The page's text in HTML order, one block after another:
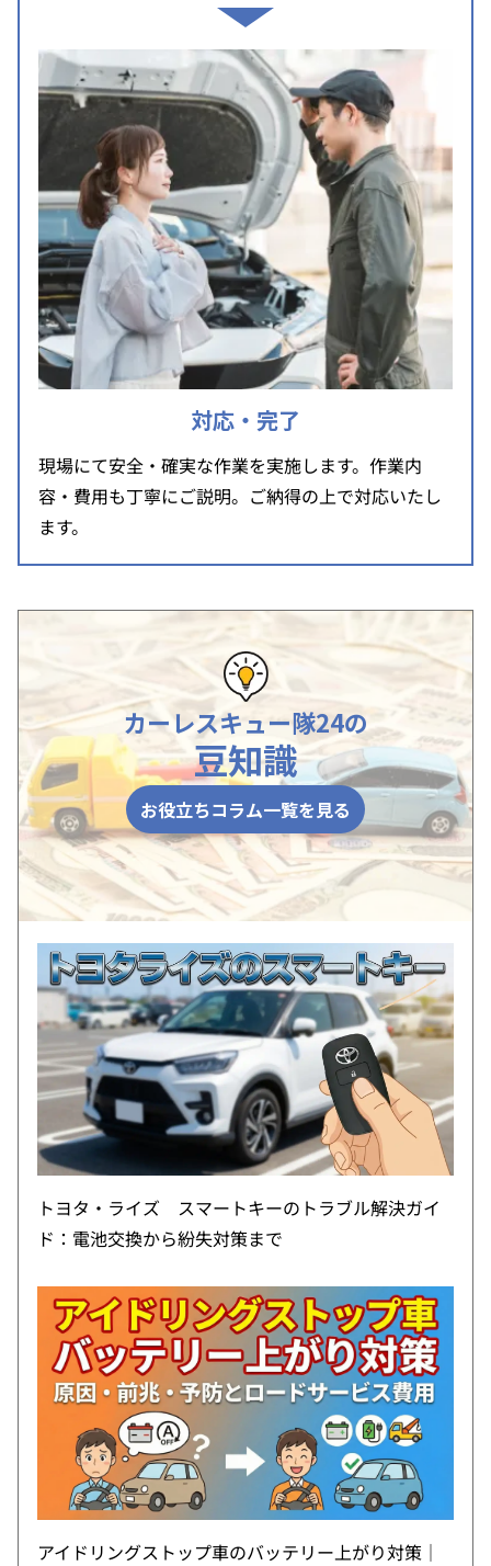
対応・完了
現場にて安全・確実な作業を実施します。作業内
容・費用も丁寧にご説明。ご納得の上で対応いたし
ます。
カーレスキュー隊24の
豆知識
お役立ちコラム一覧を見る
トヨタ・ライズ スマートキーのトラブル解決ガイ
ド：電池交換から紛失対策まで
アイドリングストップ車のバッテリー上がり対策｜